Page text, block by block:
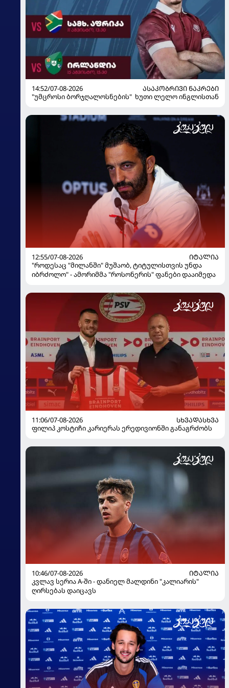
14:52/07-08-2026
ᲐᲡᲐᲙᲝᲑᲠᲘᲕᲘ ᲜᲐᲙᲠᲔᲑᲘ
"უმცროსი ბორჯღალოსნების" ხუთი ლელო ინგლისთან
12:55/07-08-2026
ᲘᲢᲐᲚᲘᲐ
"როდესაც "მილანში" მუშაობ, ტიტულისთვის უნდა
იბრძოლო" - ამორიმმა "როსონერის" ფანები დააიმედა
11:06/07-08-2026
ᲡᲮᲕᲐᲓᲐᲡᲮᲕᲐ
ფილიპ კოსტიჩი კარიერას ერედივიონში განაგრძობს
10:46/07-08-2026
ᲘᲢᲐᲚᲘᲐ
კვლავ სერია A-ში - დანიელ მალდინი "კალიარის"
ღირსებას დაიცავს